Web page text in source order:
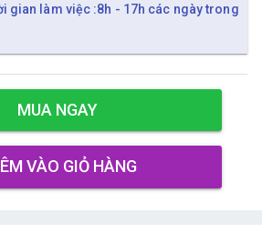
gian làm việc :8h - 17h các ngày trong
MUA NGAY
VÀO GIỎ HÀNG